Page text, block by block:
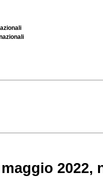
2022,